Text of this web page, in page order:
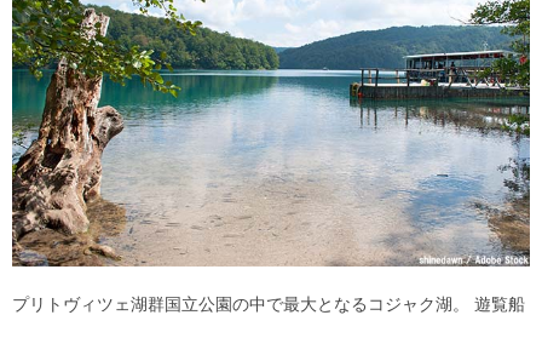
プリトヴィツェ湖群国立公園の中で最大となるコジャク湖。 遊覧船